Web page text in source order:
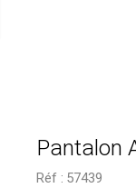
Pantalon
Réf : 57439